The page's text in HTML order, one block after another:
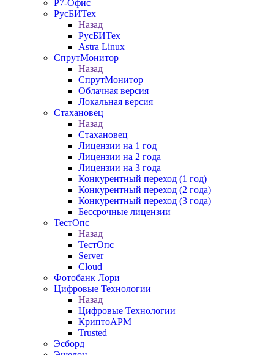
Р7-Офис
РусБИТех
Назад
РусБИТех
Astra Linux
СпрутМонитор
Назад
СпрутМонитор
Облачная версия
Локальная версия
Стахановец
Назад
Стахановец
Лицензии на 1 год
Лицензии на 2 года
Лицензии на 3 года
Конкурентный переход (1 год)
Конкурентный переход (2 года)
Конкурентный переход (3 года)
Бессрочные лицензии
ТестОпс
Назад
ТестОпс
Server
Cloud
Фотобанк Лори
Цифровые Технологии
Назад
Цифровые Технологии
КриптоАРМ
Trusted
Эсборд